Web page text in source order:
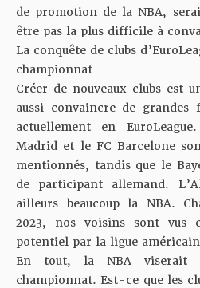
de promotion de la NBA,
être pas la plus difficile à
La conquête de clubs
championnat
Créer de nouveaux clubs est
aussi convaincre de grandes
actuellement en
Madrid et le FC Barcelone
mentionnés, tandis que le
de participant allemand.
ailleurs beaucoup la NBA.
2023, nos voisins sont vus
potentiel par la ligue
En tout, la NBA viserait
championnat. Est-ce que les